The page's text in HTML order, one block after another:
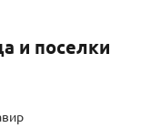
и
и поселки